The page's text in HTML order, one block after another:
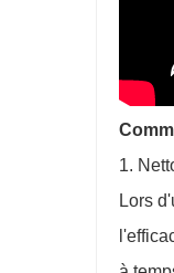
1.
Lors